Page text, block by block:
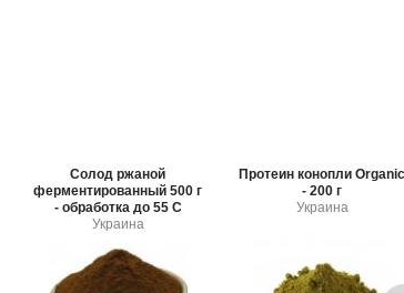
Солод ржаной
ферментированный 500 г
- обработка до 55 С
Украина
Протеин конопли Organic
- 200 г
Украина